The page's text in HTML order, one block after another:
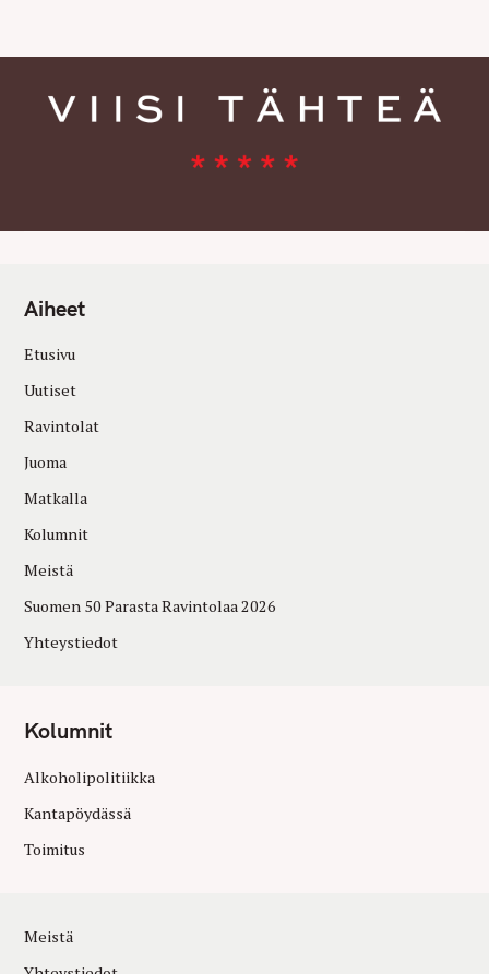
Aiheet
Etusivu
Uutiset
Ravintolat
Juoma
Matkalla
Kolumnit
Meistä
Suomen 50 Parasta Ravintolaa 2026
Yhteystiedot
Kolumnit
Alkoholipolitiikka
Kantapöydässä
Toimitus
Meistä